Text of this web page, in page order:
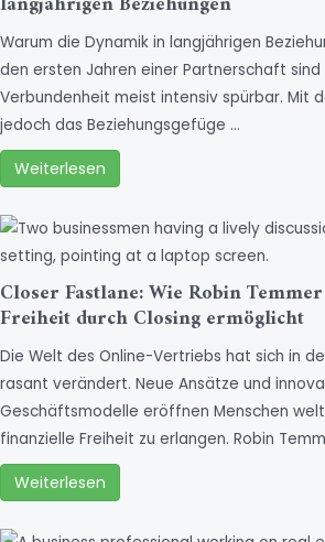
Warum die Dynamik in langjährigen
den ersten Jahren einer Partnerschaft
Verbundenheit meist intensiv spürbar. Mit
jedoch das Beziehungsgefüge …
Weiterlesen
Closer Fastlane: Wie Robin
Freiheit durch Closing ermöglicht
Die Welt des Online-Vertriebs hat sich in
rasant verändert. Neue Ansätze und
Geschäftsmodelle eröffnen Menschen
finanzielle Freiheit zu erlangen. Robin
Weiterlesen